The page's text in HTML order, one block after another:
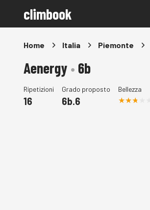
climbook
Home Italia Piemonte
Aenergy • 6b
Ripetizioni
16
Grado proposto
6b.6
Bellezza